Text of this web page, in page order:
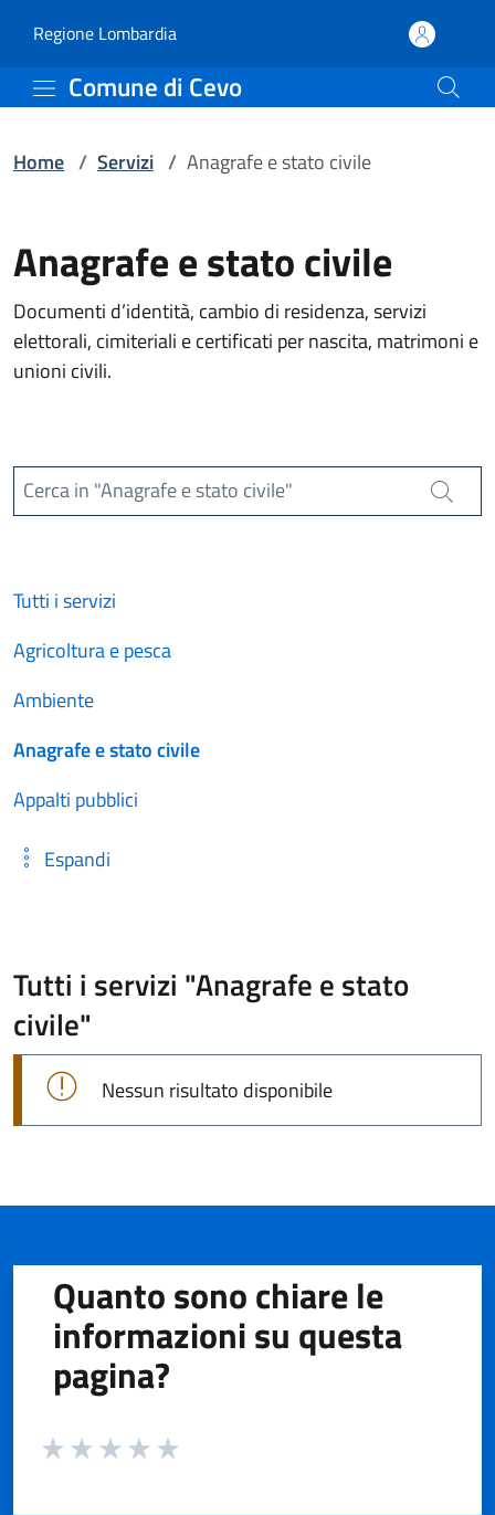
Servizi | Comune di Cevo
Regione Lombardia(apre in un'altra scheda).
Comune di Cevo
Home / Servizi / Anagrafe e stato civile
Anagrafe e stato civile
Documenti d’identità, cambio di residenza, servizi
elettorali, cimiteriali e certificati per nascita, matrimoni e
unioni civili.
Cerca in "Anagrafe e stato civile"
Cerca
Tutti i servizi
Agricoltura e pesca
Ambiente
Anagrafe e stato civile
Appalti pubblici
Espandi
Tutti i servizi "Anagrafe e stato
civile"
Nessun risultato disponibile
Quanto sono chiare le
informazioni su questa
pagina?
Valuta da 1 a 5 stelle la pagina